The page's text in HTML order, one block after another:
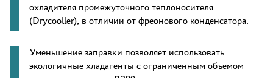
охладителя промежуточного теплоносителя
(Drycooller), в отличии от фреонового конденсатора.
Уменьшение заправки позволяет использовать
экологичные хладагенты с ограниченным объемом